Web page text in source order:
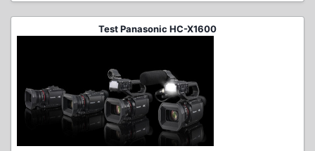
Test Panasonic HC-X1600